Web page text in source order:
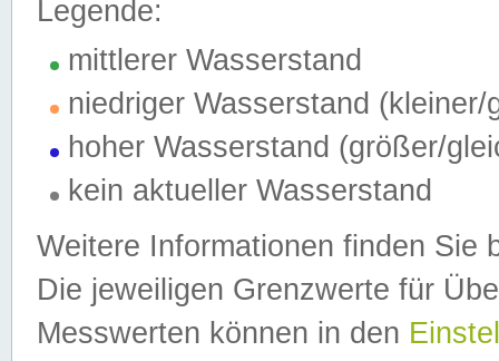
Legende:
mittlerer Wasserstand
niedriger Wasserstand (kleiner/
hoher Wasserstand (größer/
kein aktueller Wasserstand
Weitere Informationen finden Sie
Die jeweiligen Grenzwerte für
Messwerten können in den